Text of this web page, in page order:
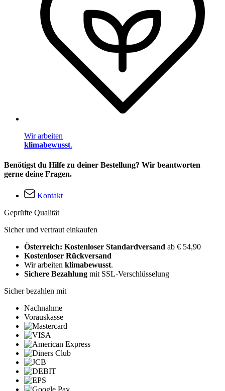
Wir arbeiten
klimabewusst.
Benötigst du Hilfe zu deiner Bestellung? Wir beantworten
gerne deine Fragen.
Kontakt
Geprüfte Qualität
Sicher und vertraut einkaufen
Österreich: Kostenloser Standardversand ab € 54,90
Kostenloser Rückversand
Wir arbeiten klimabewusst.
Sichere Bezahlung mit SSL-Verschlüsselung
Sicher bezahlen mit
Nachnahme
Vorauskasse